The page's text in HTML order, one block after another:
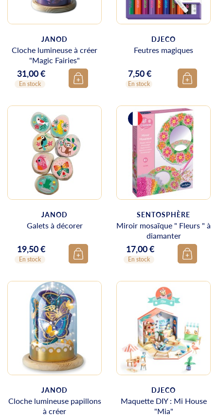
JANOD
Cloche lumineuse à créer
"Magic Fairies"
Prix
31,00 €
En stock
DJECO
Feutres magiques
Prix
7,50 €
En stock
JANOD
Galets à décorer
Prix
19,50 €
En stock
SENTOSPHÈRE
Miroir mosaïque " Fleurs " à
diamanter
Prix
17,00 €
En stock
JANOD
Cloche lumineuse papillons
à créer
DJECO
Maquette DIY : Mi House
"Mia"